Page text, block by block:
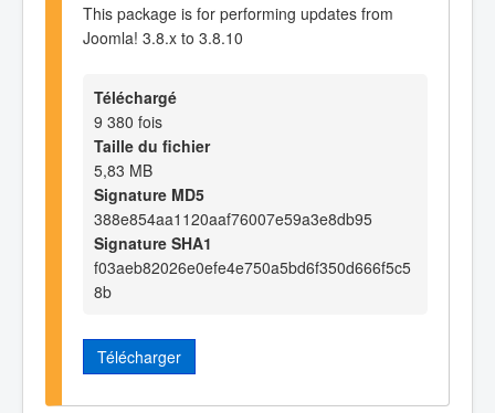
This package is for performing updates from
Joomla! 3.8.x to 3.8.10
Téléchargé
9 380 fois
Taille du fichier
5,83 MB
Signature MD5
388e854aa1120aaf76007e59a3e8db95
Signature SHA1
f03aeb82026e0efe4e750a5bd6f350d666f5c5
8b
Télécharger